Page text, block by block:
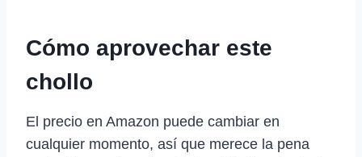
Cómo aprovechar este
chollo
El precio en Amazon puede cambiar en
cualquier momento, así que merece la pena